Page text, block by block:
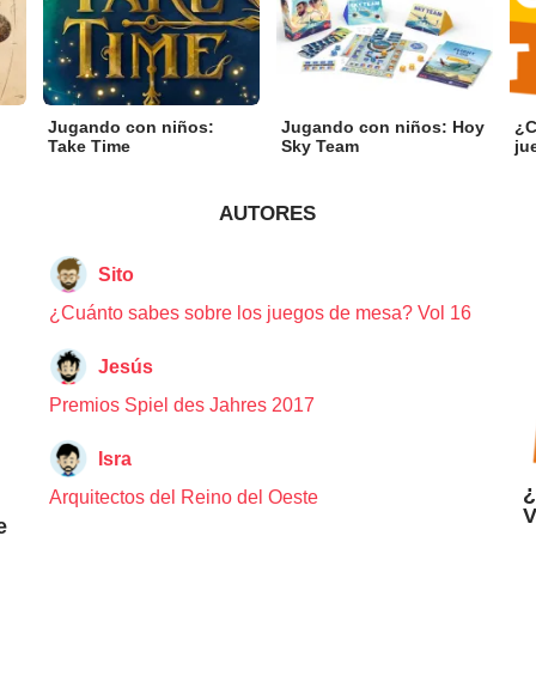
Jugando con niños:
Take Time
Jugando con niños: Hoy
Sky Team
AUTORES
Sito
¿Cuánto sabes sobre los juegos de mesa? Vol 16
Jesús
Premios Spiel des Jahres 2017
Isra
Arquitectos del Reino del Oeste